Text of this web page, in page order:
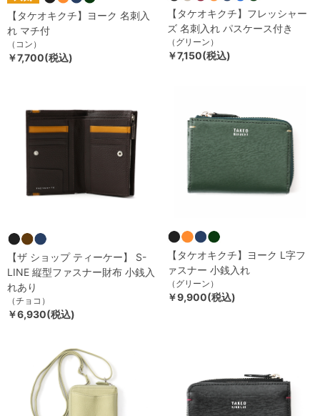
【タケオキクチ】ヨーク 名刺入
れ マチ付
（コン）
￥7,700(税込)
【タケオキクチ】フレッシャー
ズ 名刺入れ パスケース付き
（グリーン）
￥7,150(税込)
【ザ ショップ ティーケー】 S-
LINE 縦型ファスナー財布 小銭入
れあり
（チョコ）
￥6,930(税込)
【タケオキクチ】ヨーク L字フ
ァスナー 小銭入れ
（グリーン）
￥9,900(税込)